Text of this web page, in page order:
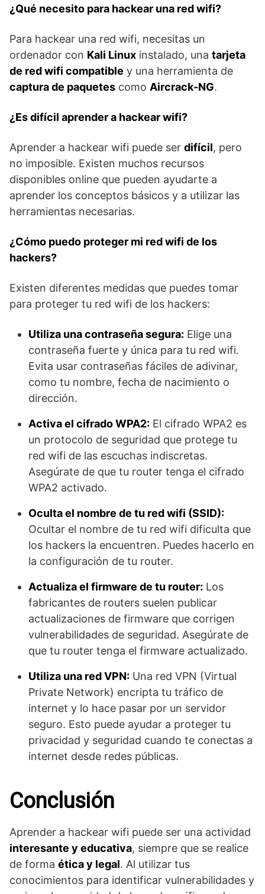
¿Qué necesito para hackear una red wifi?
Para hackear una red wifi, necesitas un
ordenador con Kali Linux instalado, una tarjeta
de red wifi compatible y una herramienta de
captura de paquetes como Aircrack-NG.
¿Es difícil aprender a hackear wifi?
Aprender a hackear wifi puede ser difícil, pero
no imposible. Existen muchos recursos
disponibles online que pueden ayudarte a
aprender los conceptos básicos y a utilizar las
herramientas necesarias.
¿Cómo puedo proteger mi red wifi de los
hackers?
Existen diferentes medidas que puedes tomar
para proteger tu red wifi de los hackers:
Utiliza una contraseña segura: Elige una
contraseña fuerte y única para tu red wifi.
Evita usar contraseñas fáciles de adivinar,
como tu nombre, fecha de nacimiento o
dirección.
Activa el cifrado WPA2: El cifrado WPA2 es
un protocolo de seguridad que protege tu
red wifi de las escuchas indiscretas.
Asegúrate de que tu router tenga el cifrado
WPA2 activado.
Oculta el nombre de tu red wifi (SSID):
Ocultar el nombre de tu red wifi dificulta que
los hackers la encuentren. Puedes hacerlo en
la configuración de tu router.
Actualiza el firmware de tu router: Los
fabricantes de routers suelen publicar
actualizaciones de firmware que corrigen
vulnerabilidades de seguridad. Asegúrate de
que tu router tenga el firmware actualizado.
Utiliza una red VPN: Una red VPN (Virtual
Private Network) encripta tu tráfico de
internet y lo hace pasar por un servidor
seguro. Esto puede ayudar a proteger tu
privacidad y seguridad cuando te conectas a
internet desde redes públicas.
Conclusión
Aprender a hackear wifi puede ser una actividad
interesante y educativa, siempre que se realice
de forma ética y legal. Al utilizar tus
conocimientos para identificar vulnerabilidades y